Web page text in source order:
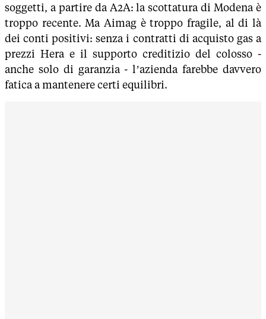
soggetti, a partire da A2A: la scottatura di Modena è
troppo recente. Ma Aimag è troppo fragile, al di là
dei conti positivi: senza i contratti di acquisto gas a
prezzi Hera e il supporto creditizio del colosso -
anche solo di garanzia - l’azienda farebbe davvero
fatica a mantenere certi equilibri.